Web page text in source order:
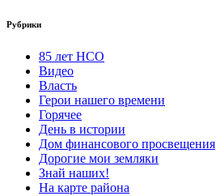
Рубрики
85 лет НСО
Видео
Власть
Герои нашего времени
Горячее
День в истории
Дом финансового просвещения
Дорогие мои земляки
Знай наших!
На карте района